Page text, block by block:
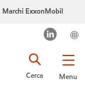
Marchi ExxonMobil
Menu
Cerca